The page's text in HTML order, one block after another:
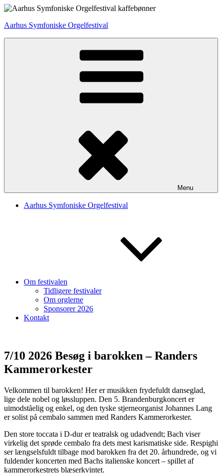
Videre
indhold
Aarhus Symfoniske Orgelfestival
Menu
Aarhus Symfoniske Orgelfestival
Om festivalen
Tidligere festivaler
Om orglerne
Sponsorer 2026
Kontakt
7/10 2026 Besøg i barokken – Randers
Kammerorkester
Velkommen til barokken! Her er musikken frydefuldt danseglad,
lige dele nobel og løssluppen. Den 5. Brandenburgkoncert er
uimodståelig og enkel, og den tyske stjerne­organist Johannes Lang
er solist på cembalo sammen med Randers Kammerorkester.
Den store toccata i D-dur er teatralsk og udadvendt; Bach viser
virkelig det sprøde cembalo fra dets mest karismatiske side. Respighi
ser længselsfuldt tilbage mod barokken fra det 20. århundrede, og vi
fuldender koncerten med Bachs italienske koncert – spillet af
kammerorkestrets blæserkvintet.